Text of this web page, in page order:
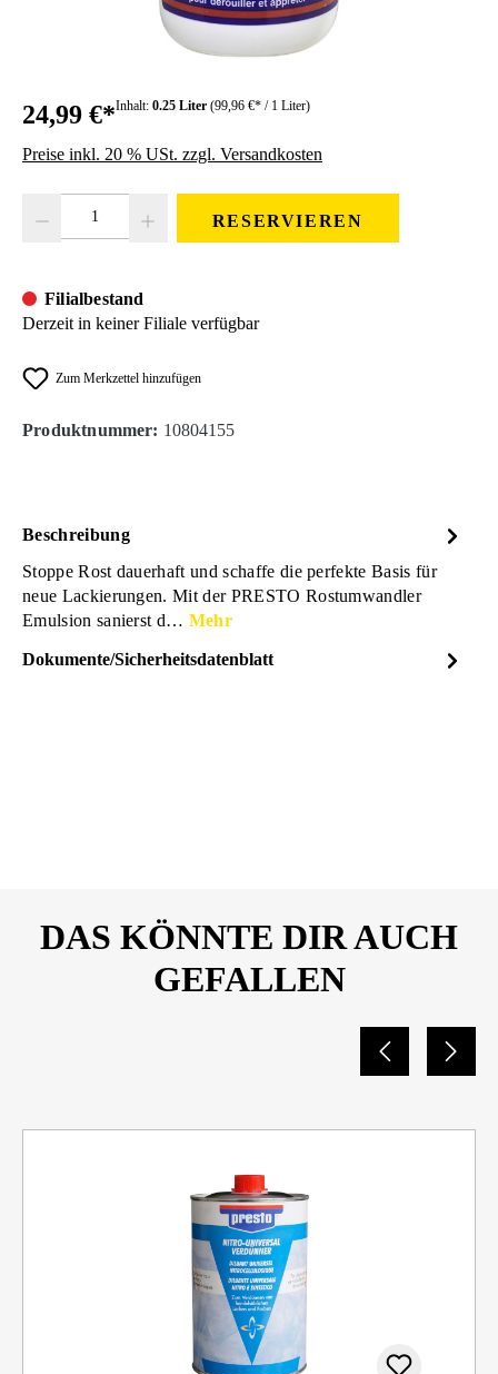
24,99 €*Inhalt: 0.25 Liter (99,96 €* / 1 Liter)
Preise inkl. 20 % USt. zzgl. Versandkosten
RESERVIEREN
Filialbestand
Derzeit in keiner Filiale verfügbar
Zum Merkzettel hinzufügen
Produktnummer: 10804155
Beschreibung
Stoppe Rost dauerhaft und schaffe die perfekte Basis für
neue Lackierungen. Mit der PRESTO Rostumwandler
Emulsion sanierst d… Mehr
Dokumente/Sicherheitsdatenblatt
DAS KÖNNTE DIR AUCH
GEFALLEN